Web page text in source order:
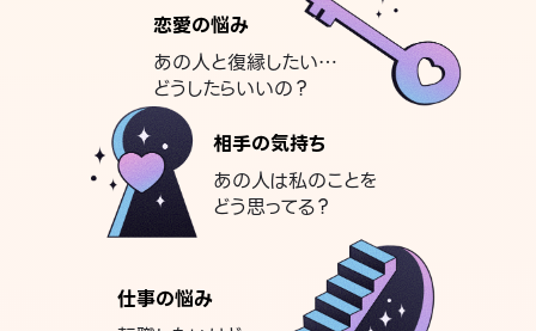
恋愛の悩み
あの人と復縁したい…
どうしたらいいの？
相手の気持ち
あの人は私のことを
どう思ってる？
仕事の悩み